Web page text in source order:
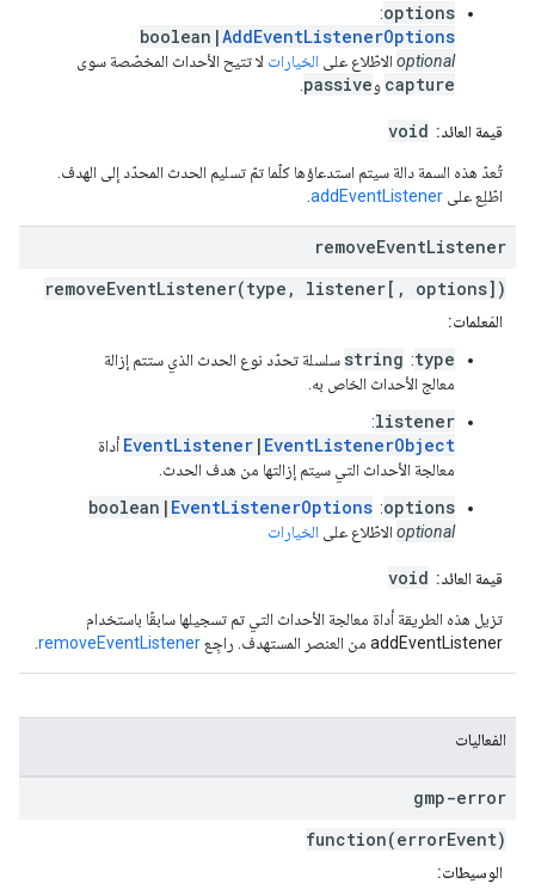
options
:
boolean|AddEventListenerOptions
optionalالاطّلاع على الخيارات لا تتيح الأحداث المخصّصة سوى
capture وpassive
.
قيمة العائد: void
تُعدّ هذه السمة دالة سيتم استدعاؤها كلّما تمّ تسليم الحدث المحدّد إلى الهدف.
اطّلِع على addEventListener
.
removeEventListener
removeEventListener(type, listener[, options])
المَعلمات:
type
:
string سلسلة تحدّد نوع الحدث الذي ستتم إزالة
معالج الأحداث الخاص به.
listener
:
EventListener | EventListenerObject
أداة
معالجة الأحداث التي سيتم إزالتها من هدف الحدث.
options
:
boolean| EventListenerOptions
optionalالاطّلاع على الخيارات
قيمة العائد: void
تزيل هذه الطريقة أداة معالجة الأحداث التي تم تسجيلها سابقًا باستخدام
addEventListener من العنصر المستهدف. راجِع
removeEventListener
.
الفعاليات
gmp-error
function(errorEvent)
الوسيطات: